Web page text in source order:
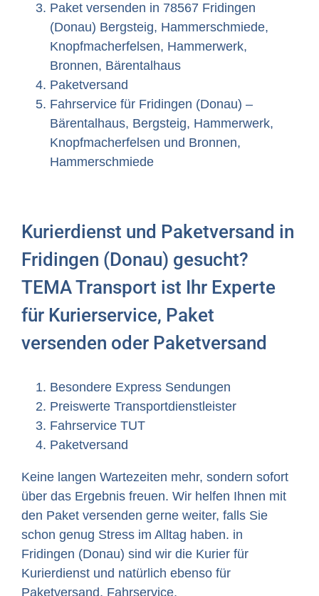
Paket versenden in 78567 Fridingen
(Donau) Bergsteig, Hammerschmiede,
Knopfmacherfelsen, Hammerwerk,
Bronnen, Bärentalhaus
Paketversand
Fahrservice für Fridingen (Donau) –
Bärentalhaus, Bergsteig, Hammerwerk,
Knopfmacherfelsen und Bronnen,
Hammerschmiede
Kurierdienst und Paketversand in
Fridingen (Donau) gesucht?
TEMA Transport ist Ihr Experte
für Kurierservice, Paket
versenden oder Paketversand
Besondere Express Sendungen
Preiswerte Transportdienstleister
Fahrservice TUT
Paketversand
Keine langen Wartezeiten mehr, sondern sofort
über das Ergebnis freuen. Wir helfen Ihnen mit
den Paket versenden gerne weiter, falls Sie
schon genug Stress im Alltag haben. in
Fridingen (Donau) sind wir die Kurier für
Kurierdienst und natürlich ebenso für
Paketversand, Fahrservice,